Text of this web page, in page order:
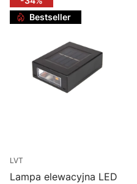
Bestseller
LVT
Lampa elewacyjna LED